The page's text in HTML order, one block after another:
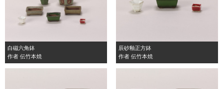
白磁六角鉢
作者 伝竹本焼
辰砂釉正方鉢
作者 伝竹本焼